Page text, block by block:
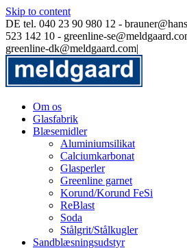
Skip to content
DE tel. 040 23 90 980 12 -
523 142 10 - greenline-
greenline-dk@meldgaard.com|
Om os
Glasfabrik
Blæsemidler
Aluminiumsilikat
Calciumkarbonat
Glasperler
Greenline garnet
Korund/Korund FeSi
ReBlast
Soda
Stålgrit/Stålkugler
Sandblæsningsudstyr